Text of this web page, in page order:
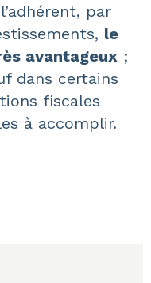
par
le
avantageux;
dans certains
fiscales
à accomplir.